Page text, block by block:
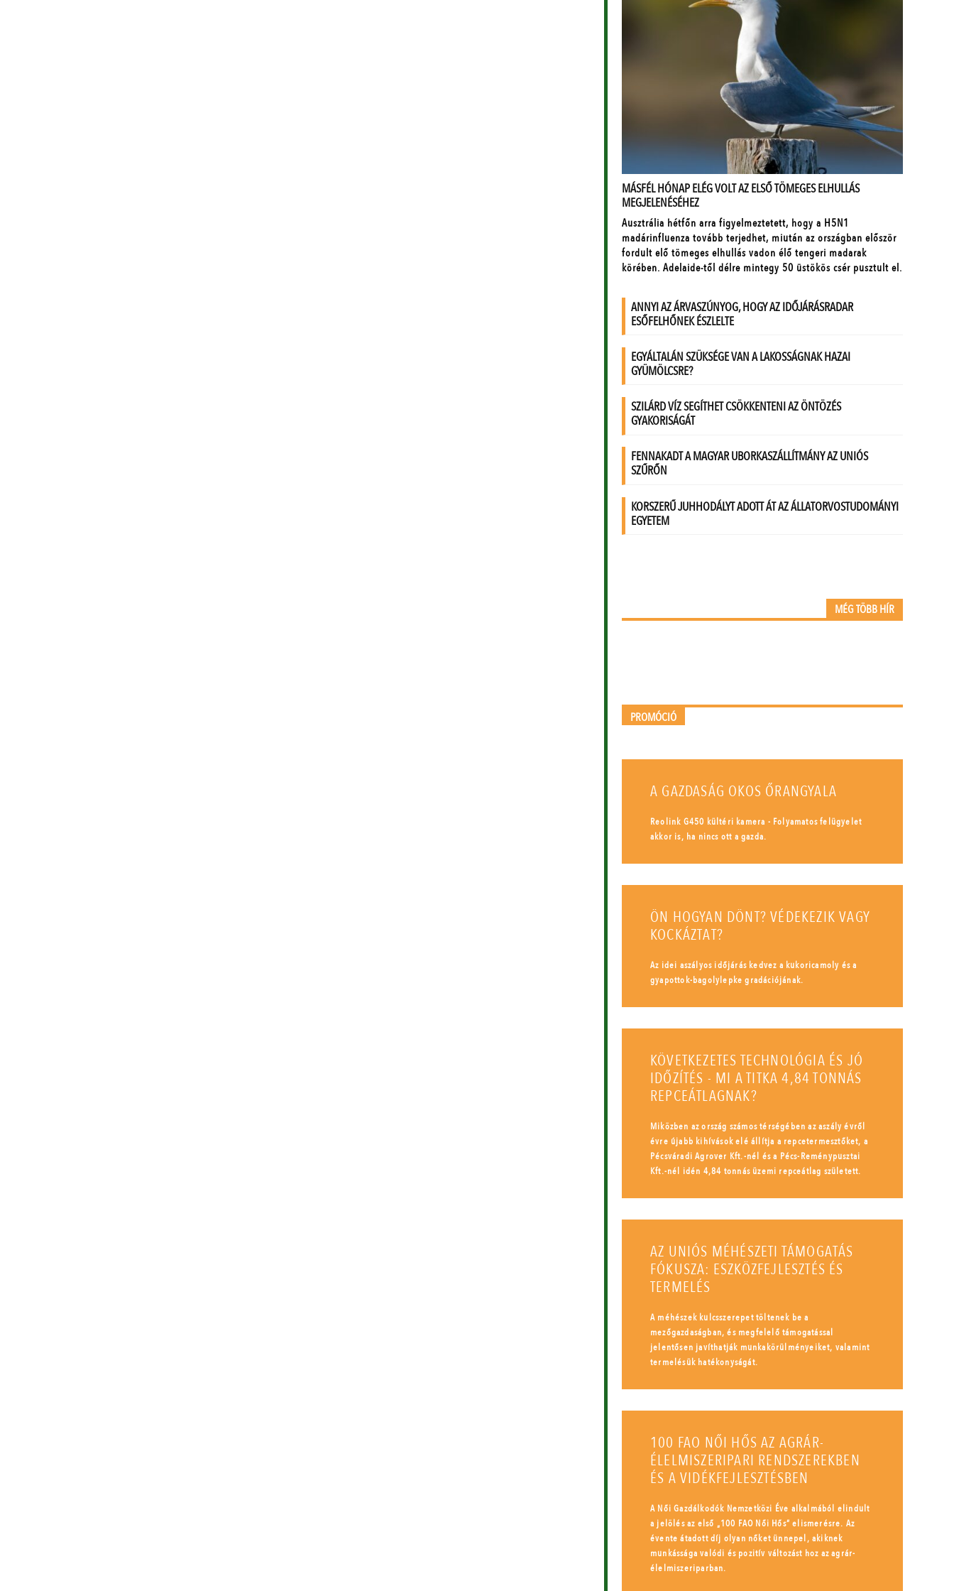
MÉG TÖBB HÍR
PROMÓCIÓ
A GAZDASÁG OKOS ŐRANGYALA
Reolink G450 kültéri kamera - Folyamatos felügyelet
akkor is, ha nincs ott a gazda.
ÖN HOGYAN DÖNT? VÉDEKEZIK VAGY
KOCKÁZTAT?
Az idei aszályos időjárás kedvez a kukoricamoly és a
gyapottok-bagolylepke gradációjának.
KÖVETKEZETES TECHNOLÓGIA ÉS JÓ
IDŐZÍTÉS - MI A TITKA 4,84 TONNÁS
REPCEÁTLAGNAK?
Miközben az ország számos térségében az aszály évről
évre újabb kihívások elé állítja a repcetermesztőket, a
Pécsváradi Agrover Kft.-nél és a Pécs-Reménypusztai
Kft.-nél idén 4,84 tonnás üzemi repceátlag született.
AZ UNIÓS MÉHÉSZETI TÁMOGATÁS
FÓKUSZA: ESZKÖZFEJLESZTÉS ÉS
TERMELÉS
A méhészek kulcsszerepet töltenek be a
mezőgazdaságban, és megfelelő támogatással
jelentősen javíthatják munkakörülményeiket, valamint
termelésük hatékonyságát.
100 FAO NŐI HŐS AZ AGRÁR-
ÉLELMISZERIPARI RENDSZEREKBEN
ÉS A VIDÉKFEJLESZTÉSBEN
A Női Gazdálkodók Nemzetközi Éve alkalmából elindult
a jelölés az első „100 FAO Női Hős” elismerésre. Az
évente átadott díj olyan nőket ünnepel, akiknek
munkássága valódi és pozitív változást hoz az agrár-
élelmiszeriparban.